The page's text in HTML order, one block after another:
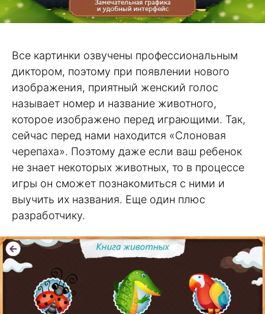
Все картинки озвучены профессиональным
диктором, поэтому при появлении нового
изображения, приятный женский голос
называет номер и название животного,
которое изображено перед играющими. Так,
сейчас перед нами находится «Слоновая
черепаха». Поэтому даже если ваш ребенок
не знает некоторых животных, то в процессе
игры он сможет познакомиться с ними и
выучить их названия. Еще один плюс
разработчику.